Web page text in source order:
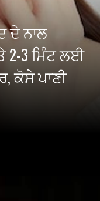
ਦੇ ਨਾਲ
2-3 ਮਿੰਟ ਲਈ
ਕੋਸੇ ਪਾਣੀ